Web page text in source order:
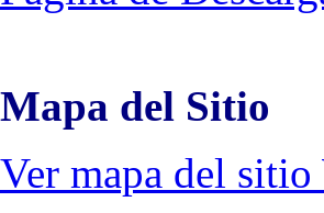
Mapa del Sitio
Ver mapa del sitio